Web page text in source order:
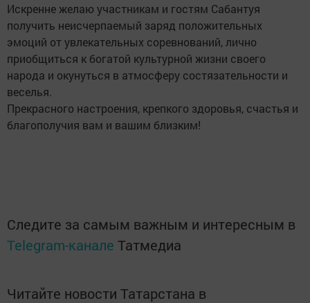
Искренне желаю участникам и гостям Сабантуя
получить неисчерпаемый заряд положительных
эмоций от увлекательных соревнований, лично
приобщиться к богатой культурной жизни своего
народа и окунуться в атмосферу состязательности и
веселья.
Прекрасного настроения, крепкого здоровья, счастья и
благополучия вам и вашим близким!
Следите за самым важным и интересным в
Telegram-канале Татмедиа
Читайте новости Татарстана в